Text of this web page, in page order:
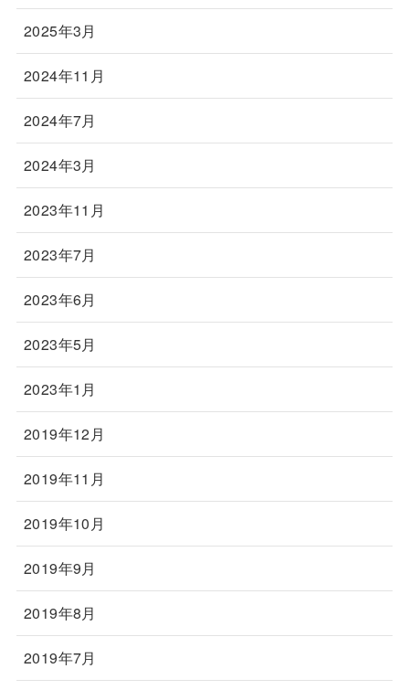
2025年3月
2024年11月
2024年7月
2024年3月
2023年11月
2023年7月
2023年6月
2023年5月
2023年1月
2019年12月
2019年11月
2019年10月
2019年9月
2019年8月
2019年7月